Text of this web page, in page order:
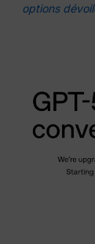
options